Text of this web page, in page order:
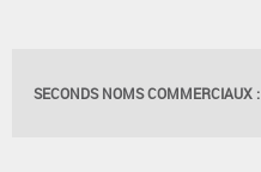
SECONDS NOMS COMMERCIAUX :